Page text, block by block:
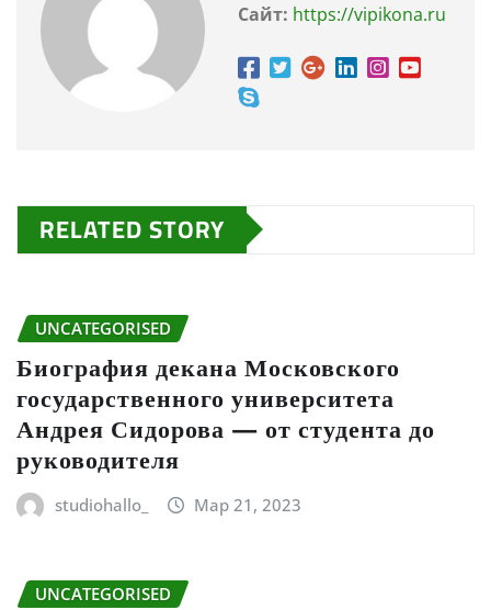
Сайт: https://vipikona.ru
RELATED STORY
UNCATEGORISED
Биография декана Московского
государственного университета
Андрея Сидорова — от студента до
руководителя
studiohallo_ Мар 21, 2023
UNCATEGORISED